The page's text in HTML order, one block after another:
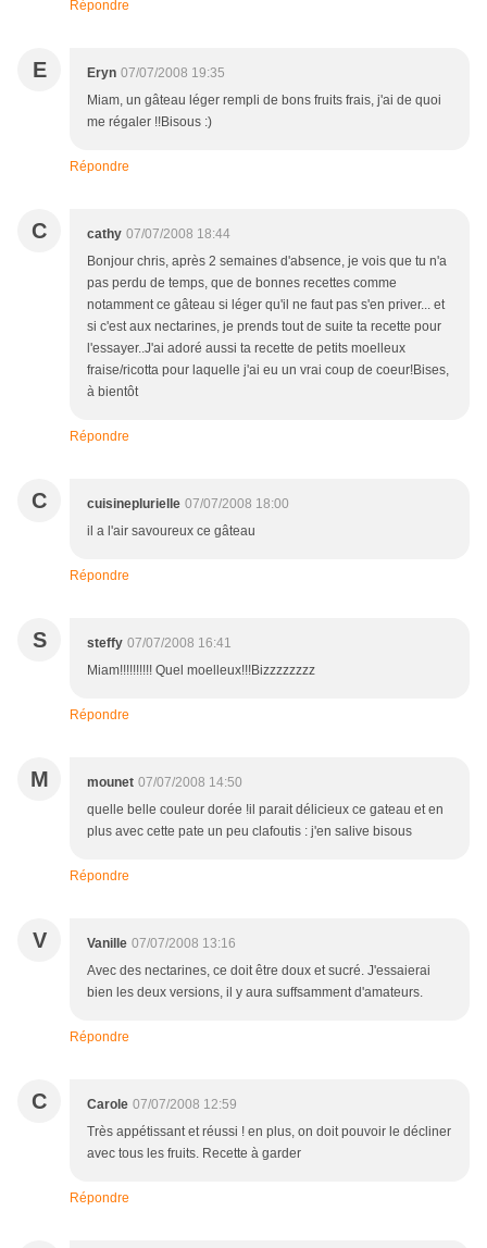
Répondre
E Eryn 07/07/2008 19:35
Miam, un gâteau léger rempli de bons fruits frais, j'ai de quoi
me régaler !!Bisous :)
Répondre
C cathy 07/07/2008 18:44
Bonjour chris, après 2 semaines d'absence, je vois que tu n'a
pas perdu de temps, que de bonnes recettes comme
notamment ce gâteau si léger qu'il ne faut pas s'en priver... et
si c'est aux nectarines, je prends tout de suite ta recette pour
l'essayer..J'ai adoré aussi ta recette de petits moelleux
fraise/ricotta pour laquelle j'ai eu un vrai coup de coeur!Bises,
à bientôt
Répondre
C cuisineplurielle 07/07/2008 18:00
il a l'air savoureux ce gâteau
Répondre
S steffy 07/07/2008 16:41
Miam!!!!!!!!!! Quel moelleux!!!Bizzzzzzzz
Répondre
M mounet 07/07/2008 14:50
quelle belle couleur dorée !il parait délicieux ce gateau et en
plus avec cette pate un peu clafoutis : j'en salive bisous
Répondre
V Vanille 07/07/2008 13:16
Avec des nectarines, ce doit être doux et sucré. J'essaierai
bien les deux versions, il y aura suffsamment d'amateurs.
Répondre
C Carole 07/07/2008 12:59
Très appétissant et réussi ! en plus, on doit pouvoir le décliner
avec tous les fruits. Recette à garder
Répondre